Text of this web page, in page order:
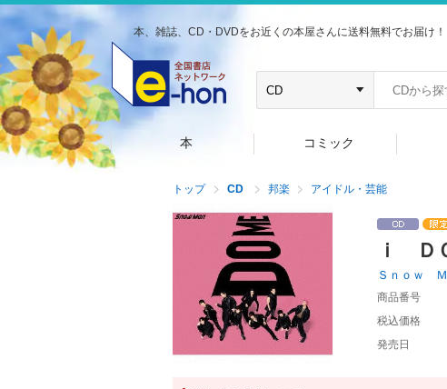
本、雑誌、CD・DVDをお近くの本屋さんに送料無料でお届け！
本 コミック
トップ CD 邦楽 アイドル・芸能
ｉ Ｄ
Ｓｎｏｗ Ｍ
商品番号
税込価格
発売日